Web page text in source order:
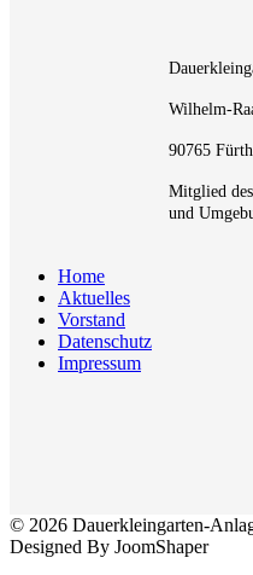
Wilhelm-
90765 Fürth
Mitglied
und
Home
Aktuelles
Vorstand
Datenschutz
Impressum
© 2026 Dauerkleingarten-
Designed By JoomShaper